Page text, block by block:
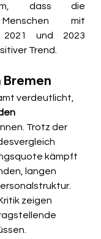
dass die
mit
2021 und 2023
Trend.
Bremen
verdeutlicht,
Trotz der
kämpft
langen
zeigen